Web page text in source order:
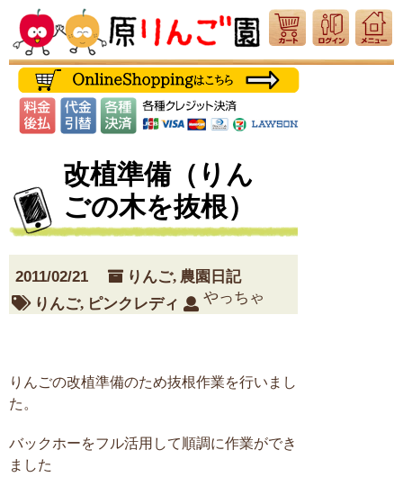
改植準備（りん
ごの木を抜根）
2011/02/21 りんご, 農園日記
りんご, ピンクレディ やっちゃ
りんごの改植準備のため抜根作業を行いまし
た。
バックホーをフル活用して順調に作業ができ
ました